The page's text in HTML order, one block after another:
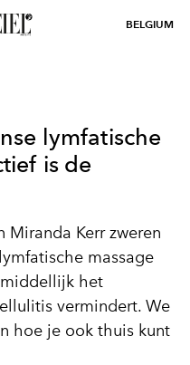
BELGIUM
lymfatische
is de
Miranda Kerr zweren
massage
het
vermindert. We
hoe je ook thuis kunt